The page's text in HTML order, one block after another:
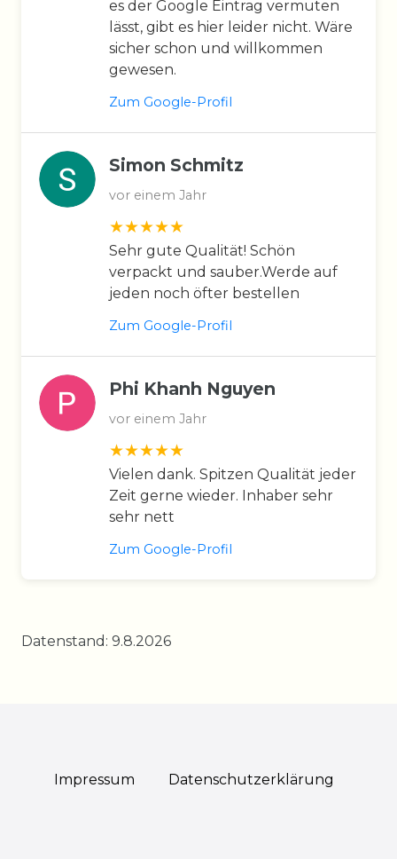
es der Google Eintrag vermuten
lässt, gibt es hier leider nicht. Wäre
sicher schon und willkommen
gewesen.
Zum Google-Profil
Simon Schmitz
vor einem Jahr
Sehr gute Qualität! Schön
verpackt und sauber.Werde auf
jeden noch öfter bestellen
Zum Google-Profil
Phi Khanh Nguyen
vor einem Jahr
Vielen dank. Spitzen Qualität jeder
Zeit gerne wieder. Inhaber sehr
sehr nett
Zum Google-Profil
Datenstand: 9.8.2026
Impressum Daten­schutz­erklärung